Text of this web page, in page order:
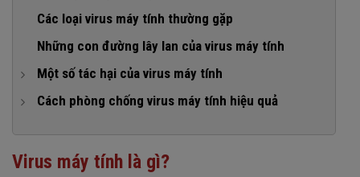
Các loại virus máy tính thường gặp
Những con đường lây lan của virus máy tính
Một số tác hại của virus máy tính
1. Làm chậm tốc độ của máy tính
3. Ảnh hưởng dữ liệu cá nhân
Cách phòng chống virus máy tính hiệu quả
2. Đóng băng hệ thống máy tính
Virus máy tính là gì?